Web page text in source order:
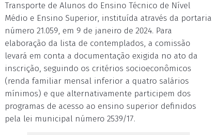
Transporte de Alunos do Ensino Técnico de Nível
Médio e Ensino Superior, instituída através da portaria
número 21.059, em 9 de janeiro de 2024. Para
elaboração da lista de contemplados, a comissão
levará em conta a documentação exigida no ato da
inscrição, seguindo os critérios socioeconômicos
(renda familiar mensal inferior a quatro salários
mínimos) e que alternativamente participem dos
programas de acesso ao ensino superior definidos
pela lei municipal número 2539/17.